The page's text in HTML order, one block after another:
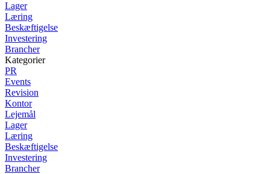
Lager
Læring
Beskæftigelse
Investering
Brancher
Kategorier
PR
Events
Revision
Kontor
Lejemål
Lager
Læring
Beskæftigelse
Investering
Brancher